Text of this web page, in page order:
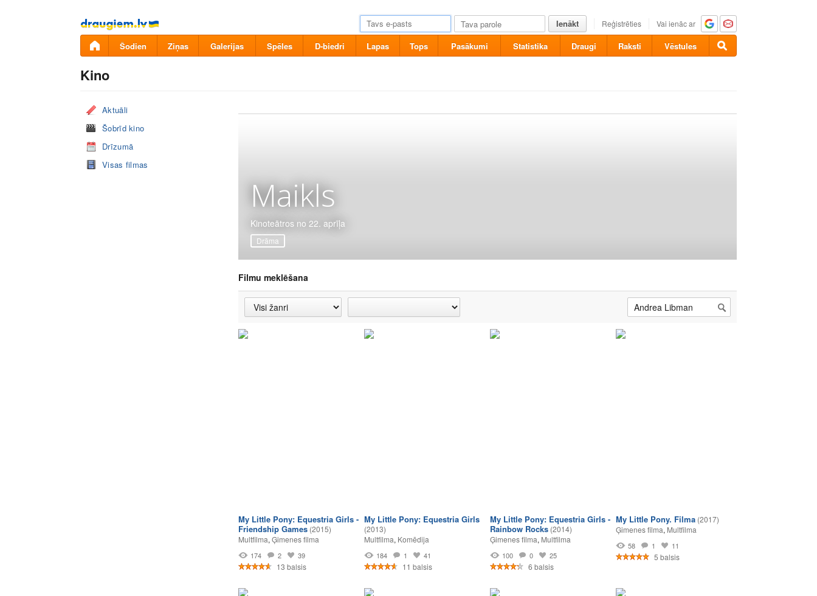
Pāriet
uz
saturu
Ienākt Reģistrēties Vai ienāc ar
Šodien Ziņas Galerijas Spēles D-biedri Lapas Tops Pasākumi Statistika Draugi Raksti Vēstules
Kino
Aktuāli
Šobrīd kino
Drīzumā
Visas filmas
Maikls
Kinoteātros no 22. aprīļa
Drāma
Filmu meklēšana
My Little Pony: Equestria Girls -
Friendship Games (2015)
Multfilma, Ģimenes filma
174 2 39
13 balsis
My Little Pony: Equestria Girls
(2013)
Multfilma, Komēdija
184 1 41
11 balsis
My Little Pony: Equestria Girls -
Rainbow Rocks (2014)
Ģimenes filma, Multfilma
100 0 25
6 balsis
My Little Pony. Filma (2017)
Ģimenes filma, Multfilma
58 1 11
5 balsis